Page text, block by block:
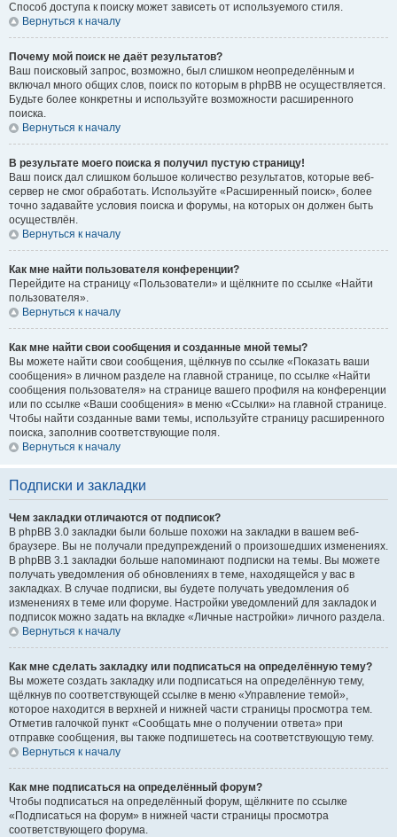
Способ доступа к поиску может зависеть от используемого стиля.
Вернуться к началу
Почему мой поиск не даёт результатов?
Ваш поисковый запрос, возможно, был слишком неопределённым и
включал много общих слов, поиск по которым в phpBB не осуществляется.
Будьте более конкретны и используйте возможности расширенного
поиска.
Вернуться к началу
В результате моего поиска я получил пустую страницу!
Ваш поиск дал слишком большое количество результатов, которые веб-
сервер не смог обработать. Используйте «Расширенный поиск», более
точно задавайте условия поиска и форумы, на которых он должен быть
осуществлён.
Вернуться к началу
Как мне найти пользователя конференции?
Перейдите на страницу «Пользователи» и щёлкните по ссылке «Найти
пользователя».
Вернуться к началу
Как мне найти свои сообщения и созданные мной темы?
Вы можете найти свои сообщения, щёлкнув по ссылке «Показать ваши
сообщения» в личном разделе на главной странице, по ссылке «Найти
сообщения пользователя» на странице вашего профиля на конференции
или по ссылке «Ваши сообщения» в меню «Ссылки» на главной странице.
Чтобы найти созданные вами темы, используйте страницу расширенного
поиска, заполнив соответствующие поля.
Вернуться к началу
Подписки и закладки
Чем закладки отличаются от подписок?
В phpBB 3.0 закладки были больше похожи на закладки в вашем веб-
браузере. Вы не получали предупреждений о произошедших изменениях.
В phpBB 3.1 закладки больше напоминают подписки на темы. Вы можете
получать уведомления об обновлениях в теме, находящейся у вас в
закладках. В случае подписки, вы будете получать уведомления об
изменениях в теме или форуме. Настройки уведомлений для закладок и
подписок можно задать на вкладке «Личные настройки» личного раздела.
Вернуться к началу
Как мне сделать закладку или подписаться на определённую тему?
Вы можете создать закладку или подписаться на определённую тему,
щёлкнув по соответствующей ссылке в меню «Управление темой»,
которое находится в верхней и нижней части страницы просмотра тем.
Отметив галочкой пункт «Сообщать мне о получении ответа» при
отправке сообщения, вы также подпишетесь на соответствующую тему.
Вернуться к началу
Как мне подписаться на определённый форум?
Чтобы подписаться на определённый форум, щёлкните по ссылке
«Подписаться на форум» в нижней части страницы просмотра
соответствующего форума.